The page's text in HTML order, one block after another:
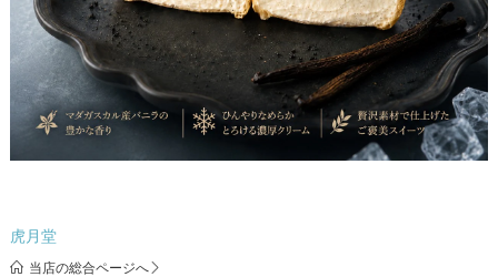
虎月堂
当店の総合ページへ